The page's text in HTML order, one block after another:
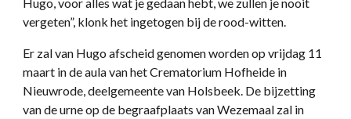
vergeten”, klonk het ingetogen bij de rood-witten.
Er zal van Hugo afscheid genomen worden op vrijdag 11
maart in de aula van het Crematorium Hofheide in
Nieuwrode, deelgemeente van Holsbeek. De bijzetting
van de urne op de begraafplaats van Wezemaal zal in